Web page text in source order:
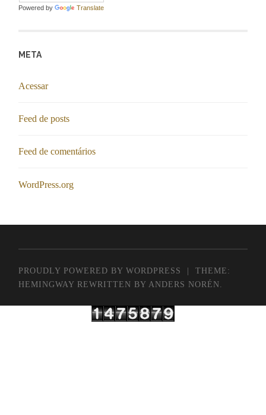
Powered by Translate
META
Acessar
Feed de posts
Feed de comentários
WordPress.org
PROUDLY POWERED BY WORDPRESS
THEME:
HEMINGWAY REWRITTEN BY ANDERS NORÉN